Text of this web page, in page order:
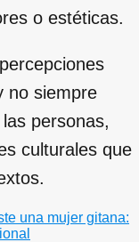
o estéticas.
no siempre
personas,
culturales que
una mujer gitana: